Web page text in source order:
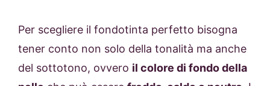
Per scegliere il fondotinta perfetto bisogna
tener conto non solo della tonalità ma anche
del sottotono, ovvero il colore di fondo della